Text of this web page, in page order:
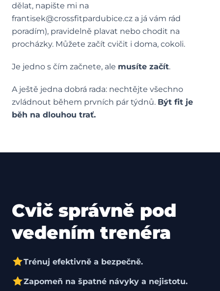
dělat, napište mi na
frantisek@crossfitpardubice.cz a já vám rád
poradím), pravidelně plavat nebo chodit na
procházky. Můžete začít cvičit i doma, cokoli.
Je jedno s čím začnete, ale musíte začít.
A ještě jedna dobrá rada: nechtějte všechno
zvládnout během prvních pár týdnů. Být fit je
běh na dlouhou trať.
Cvič správně pod
vedením trenéra
Trénuj efektivně a bezpečně.
Zapomeň na špatné návyky a nejistotu.